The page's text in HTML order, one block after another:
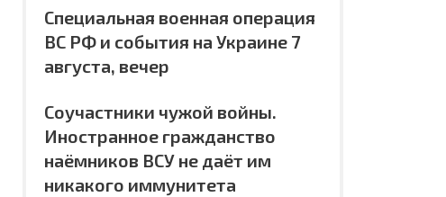
Специальная военная операция
ВС РФ и события на Украине 7
августа, вечер
Соучастники чужой войны.
Иностранное гражданство
наёмников ВСУ не даёт им
никакого иммунитета